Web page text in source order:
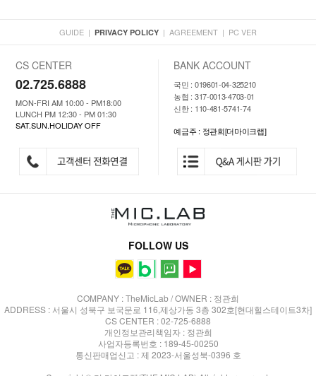
GUIDE | PRIVACY POLICY | AGREEMENT | PC VER
CS CENTER
02.725.6888
MON-FRI AM 10:00 - PM18:00
LUNCH PM 12:30 - PM 01:30
SAT.SUN.HOLIDAY OFF
BANK ACCOUNT
국민 : 019601-04-325210
농협 : 317-0013-4703-01
신한 : 110-481-5741-74
예금주 : 정관희[더마이크랩]
FOLLOW US
COMPANY : TheMicLab / OWNER : 정관희
ADDRESS : 서울시 성북구 보국문로 116,제상가동 3층 302호[현대힐스테이트3차]
CS CENTER : 02-725-6888
개인정보관리책임자 : 정관희
사업자등록번호 : 189-45-00250
통신판매업신고 : 제 2023-서울성북-0396 호